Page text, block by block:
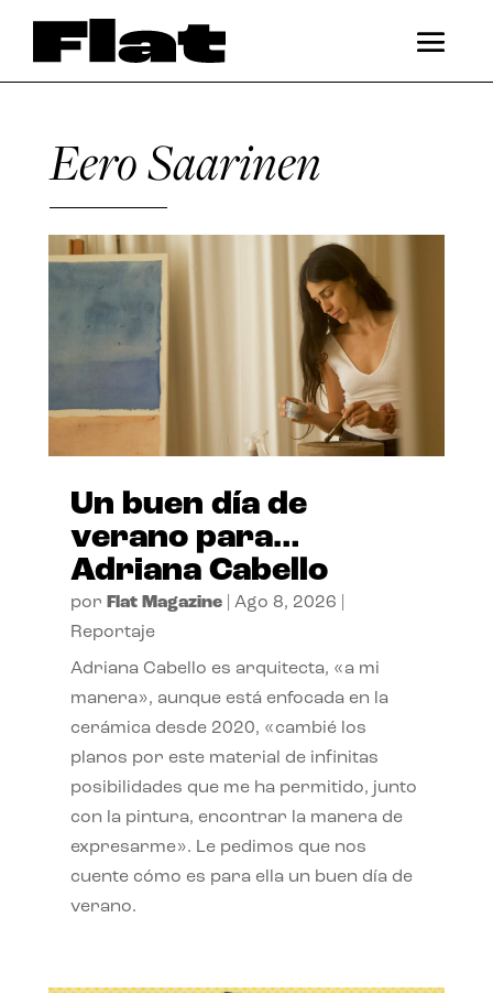
Eero Saarinen
Un buen día de
verano para…
Adriana Cabello
por Flat Magazine| Ago 8, 2026
Reportaje
Adriana Cabello es arquitecta, «a mi
manera», aunque está enfocada en la
cerámica desde 2020, «cambié los
planos por este material de infinitas
posibilidades que me ha permitido, junto
con la pintura, encontrar la manera de
expresarme». Le pedimos que nos
cuente cómo es para ella un buen día de
verano.